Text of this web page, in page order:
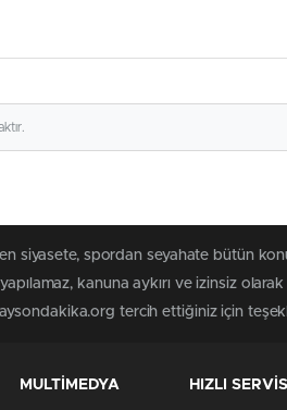
siyasete, spordan seyahate bütün
kanuna aykırı ve izinsiz
tercih ettiğiniz için
MULTİMEDYA HIZLI SERVİS